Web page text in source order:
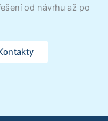
od návrhu až po